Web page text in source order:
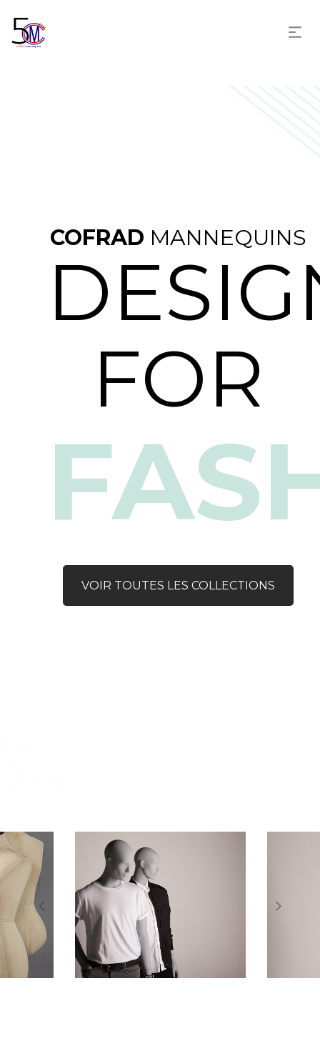
COFRAD MANNEQUINS
FOR
VOIR TOUTES LES COLLECTIONS